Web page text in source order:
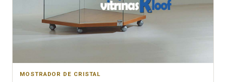
MOSTRADOR DE CRISTAL